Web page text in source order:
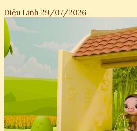
Diệu Linh 29/07/2026